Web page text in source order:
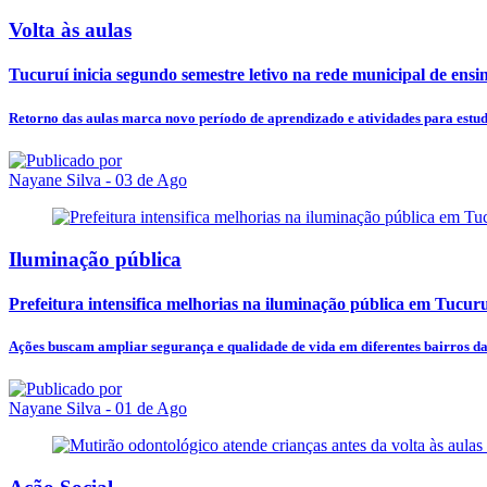
Volta às aulas
Tucuruí inicia segundo semestre letivo na rede municipal de
Retorno das aulas marca novo período de aprendizado e atividades para
Nayane Silva - 03 de Ago
Iluminação pública
Prefeitura intensifica melhorias na iluminação pública em
Ações buscam ampliar segurança e qualidade de vida em diferentes bairros
Nayane Silva - 01 de Ago